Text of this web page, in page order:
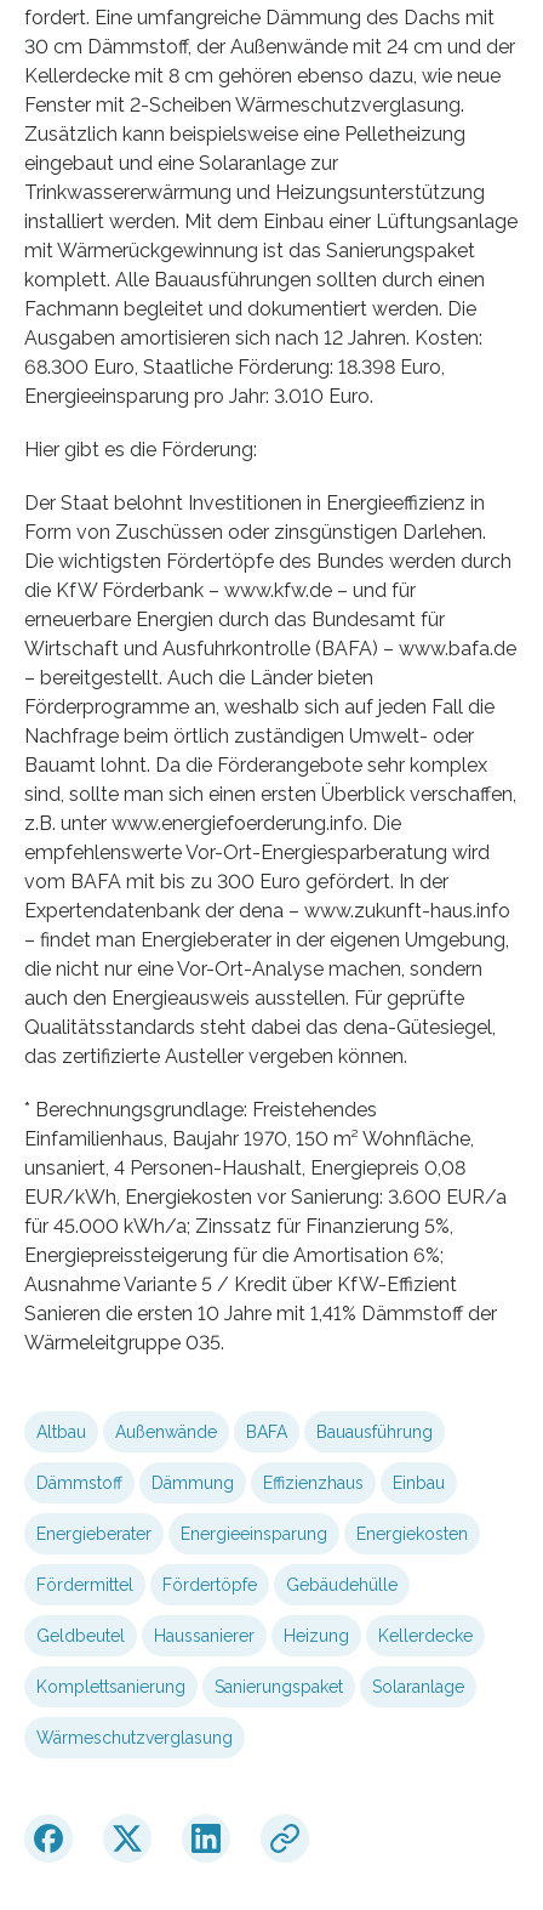
fordert. Eine umfangreiche Dämmung des Dachs mit
30 cm Dämmstoff, der Außenwände mit 24 cm und der
Kellerdecke mit 8 cm gehören ebenso dazu, wie neue
Fenster mit 2-Scheiben Wärmeschutzverglasung.
Zusätzlich kann beispielsweise eine Pelletheizung
eingebaut und eine Solaranlage zur
Trinkwassererwärmung und Heizungsunterstützung
installiert werden. Mit dem Einbau einer Lüftungsanlage
mit Wärmerückgewinnung ist das Sanierungspaket
komplett. Alle Bauausführungen sollten durch einen
Fachmann begleitet und dokumentiert werden. Die
Ausgaben amortisieren sich nach 12 Jahren. Kosten:
68.300 Euro, Staatliche Förderung: 18.398 Euro,
Energieeinsparung pro Jahr: 3.010 Euro.
Hier gibt es die Förderung:
Der Staat belohnt Investitionen in Energieeffizienz in
Form von Zuschüssen oder zinsgünstigen Darlehen.
Die wichtigsten Fördertöpfe des Bundes werden durch
die KfW Förderbank – www.kfw.de – und für
erneuerbare Energien durch das Bundesamt für
Wirtschaft und Ausfuhrkontrolle (BAFA) – www.bafa.de
– bereitgestellt. Auch die Länder bieten
Förderprogramme an, weshalb sich auf jeden Fall die
Nachfrage beim örtlich zuständigen Umwelt- oder
Bauamt lohnt. Da die Förderangebote sehr komplex
sind, sollte man sich einen ersten Überblick verschaffen,
z.B. unter www.energiefoerderung.info. Die
empfehlenswerte Vor-Ort-Energiesparberatung wird
vom BAFA mit bis zu 300 Euro gefördert. In der
Expertendatenbank der dena – www.zukunft-haus.info
– findet man Energieberater in der eigenen Umgebung,
die nicht nur eine Vor-Ort-Analyse machen, sondern
auch den Energieausweis ausstellen. Für geprüfte
Qualitätsstandards steht dabei das dena-Gütesiegel,
das zertifizierte Austeller vergeben können.
* Berechnungsgrundlage: Freistehendes
Einfamilienhaus, Baujahr 1970, 150 m² Wohnfläche,
unsaniert, 4 Personen-Haushalt, Energiepreis 0,08
EUR/kWh, Energiekosten vor Sanierung: 3.600 EUR/a
für 45.000 kWh/a; Zinssatz für Finanzierung 5%,
Energiepreissteigerung für die Amortisation 6%;
Ausnahme Variante 5 / Kredit über KfW-Effizient
Sanieren die ersten 10 Jahre mit 1,41% Dämmstoff der
Wärmeleitgruppe 035.
Altbau Außenwände BAFA Bauausführung
Dämmstoff Dämmung Effizienzhaus Einbau
Energieberater Energieeinsparung Energiekosten
Fördermittel Fördertöpfe Gebäudehülle
Geldbeutel Haussanierer Heizung Kellerdecke
Komplettsanierung Sanierungspaket Solaranlage
Wärmeschutzverglasung